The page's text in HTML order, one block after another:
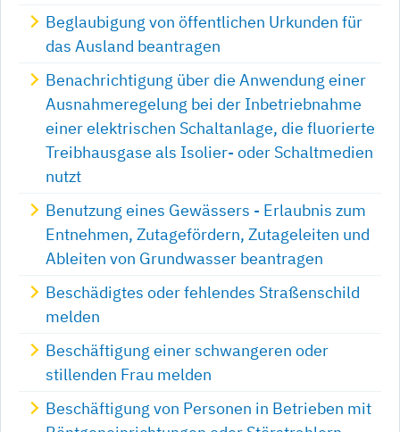
Beglaubigung von öffentlichen Urkunden für
das Ausland beantragen
Benachrichtigung über die Anwendung einer
Ausnahmeregelung bei der Inbetriebnahme
einer elektrischen Schaltanlage, die fluorierte
Treibhausgase als Isolier- oder Schaltmedien
nutzt
Benutzung eines Gewässers - Erlaubnis zum
Entnehmen, Zutagefördern, Zutageleiten und
Ableiten von Grundwasser beantragen
Beschädigtes oder fehlendes Straßenschild
melden
Beschäftigung einer schwangeren oder
stillenden Frau melden
Beschäftigung von Personen in Betrieben mit